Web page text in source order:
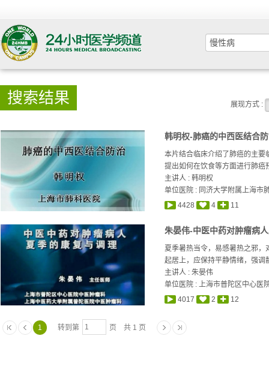
搜索结果 展现方式 :
韩明权-肺癌的中西医结合
本片结合临床介绍了肺癌的主
提出如何在饮食等方面进行肺癌
主讲人 :韩明权
单位医院 : 同济大学附属上海市
4428
4 11
朱晏伟-中医中药对肿瘤病
夏季暑热当令，易感暑热之邪
起居上，应保持平静情绪，强调
主讲人 :朱晏伟
单位医院 : 上海市普陀区中心医
4017
2 12
1 转到第 页 共 1 页